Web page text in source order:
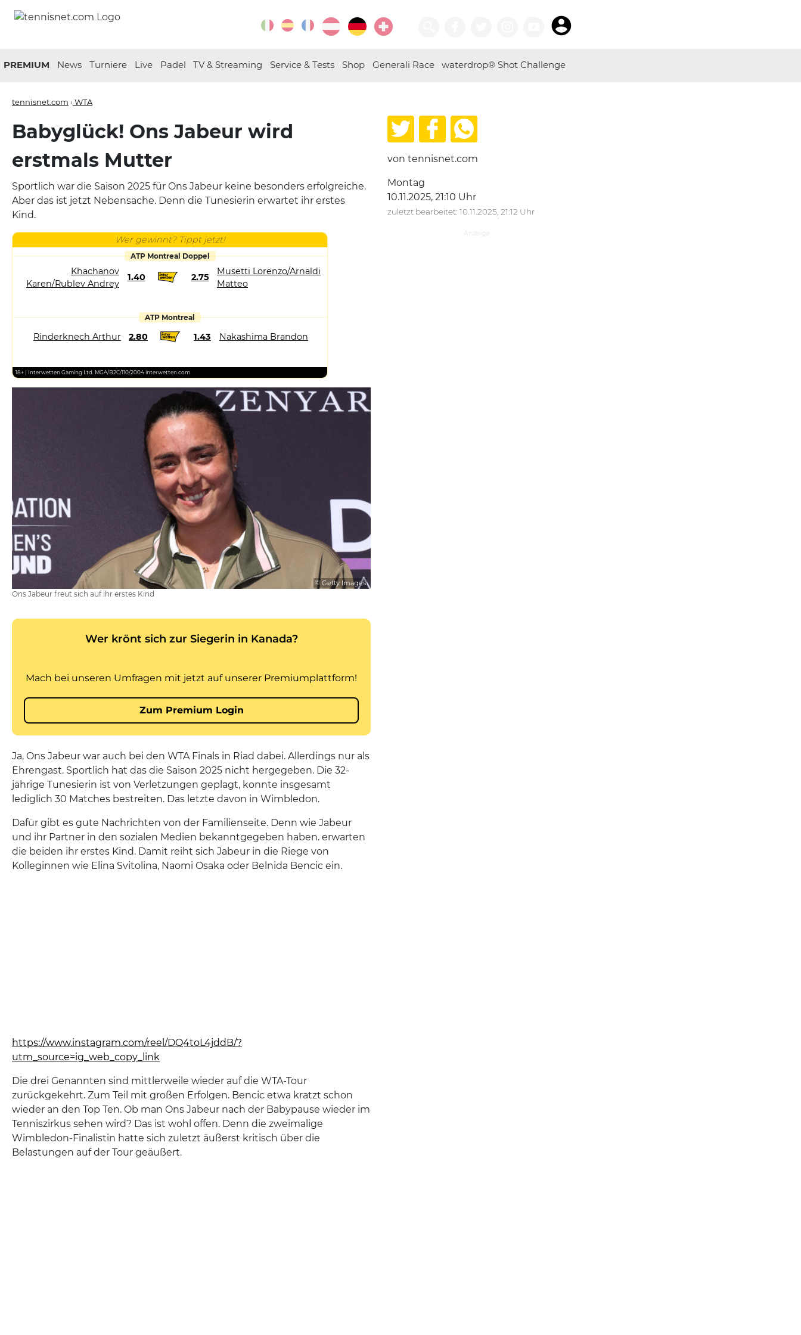
PREMIUM News Turniere Live Padel TV & Streaming Service & Tests Shop Generali Race waterdrop® Shot Challenge
tennisnet.com › WTA
Babyglück! Ons Jabeur wird
erstmals Mutter
Sportlich war die Saison 2025 für Ons Jabeur keine besonders erfolgreiche.
Aber das ist jetzt Nebensache. Denn die Tunesierin erwartet ihr erstes
Kind.
Wer gewinnt? Tippt jetzt!
ATP Montreal Doppel
Khachanov
Karen/Rublev Andrey
1.40 2.75
Musetti Lorenzo/Arnaldi
Matteo
ATP Montreal
Rinderknech Arthur 2.80 1.43 Nakashima Brandon
18+ | Interwetten Gaming Ltd. MGA/B2C/110/2004 interwetten.com
© Getty Images
Ons Jabeur freut sich auf ihr erstes Kind
Ja, Ons Jabeur war auch bei den WTA Finals in Riad dabei. Allerdings nur als
Ehrengast. Sportlich hat das die Saison 2025 nicht hergegeben. Die 32-
jährige Tunesierin ist von Verletzungen geplagt, konnte insgesamt
lediglich 30 Matches bestreiten. Das letzte davon in Wimbledon.
Dafür gibt es gute Nachrichten von der Familienseite. Denn wie Jabeur
und ihr Partner in den sozialen Medien bekanntgegeben haben. erwarten
die beiden ihr erstes Kind. Damit reiht sich Jabeur in die Riege von
Kolleginnen wie Elina Svitolina, Naomi Osaka oder Belnida Bencic ein.
https://www.instagram.com/reel/DQ4toL4jddB/?
utm_source=ig_web_copy_link
Die drei Genannten sind mittlerweile wieder auf die WTA-Tour
zurückgekehrt. Zum Teil mit großen Erfolgen. Bencic etwa kratzt schon
wieder an den Top Ten. Ob man Ons Jabeur nach der Babypause wieder im
Tenniszirkus sehen wird? Das ist wohl offen. Denn die zweimalige
Wimbledon-Finalistin hatte sich zuletzt äußerst kritisch über die
Belastungen auf der Tour geäußert.
von tennisnet.com
Montag
10.11.2025, 21:10 Uhr
zuletzt bearbeitet: 10.11.2025, 21:12 Uhr